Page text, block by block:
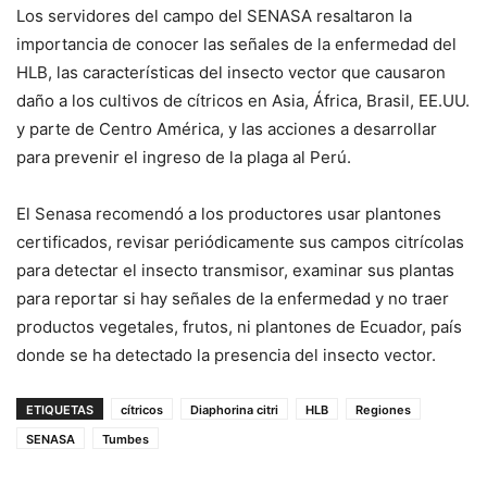
Los servidores del campo del SENASA resaltaron la
importancia de conocer las señales de la enfermedad del
HLB, las características del insecto vector que causaron
daño a los cultivos de cítricos en Asia, África, Brasil, EE.UU.
y parte de Centro América, y las acciones a desarrollar
para prevenir el ingreso de la plaga al Perú.
El Senasa recomendó a los productores usar plantones
certificados, revisar periódicamente sus campos citrícolas
para detectar el insecto transmisor, examinar sus plantas
para reportar si hay señales de la enfermedad y no traer
productos vegetales, frutos, ni plantones de Ecuador, país
donde se ha detectado la presencia del insecto vector.
ETIQUETAS cítricos Diaphorina citri HLB
Regiones
SENASA
Tumbes